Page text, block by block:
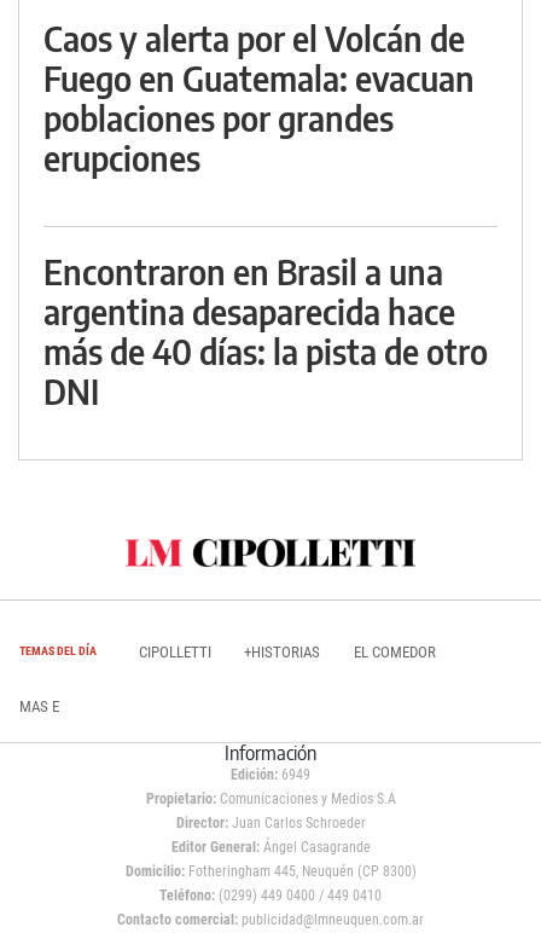
Caos y alerta por el Volcán de
Fuego en Guatemala: evacuan
poblaciones por grandes
erupciones
Encontraron en Brasil a una
argentina desaparecida hace
más de 40 días: la pista de otro
DNI
TEMAS DEL DÍA CIPOLLETTI +HISTORIAS EL COMEDOR
MAS E
Información
Edición: 6949
Propietario:Comunicaciones y Medios S.A
Director: Juan Carlos Schroeder
Editor General:Ángel Casagrande
Domicilio:Fotheringham 445, Neuquén (CP 8300)
Teléfono: (0299) 449 0400 / 449 0410
Contacto comercial: publicidad@lmneuquen.com.ar